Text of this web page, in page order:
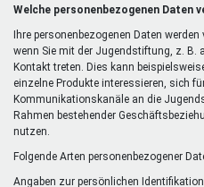
Welche personenbezogenen Daten
Ihre personenbezogenen Daten
wenn Sie mit der Jugendstiftung, z. B.
Kontakt treten. Dies kann
einzelne Produkte interessieren, sich
Kommunikationskanäle an die
Rahmen bestehender
nutzen.
Folgende Arten personenbezogener
Angaben zur persönlichen Identifikation